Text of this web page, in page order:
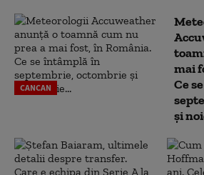
CANCAN
mai
Ce
și